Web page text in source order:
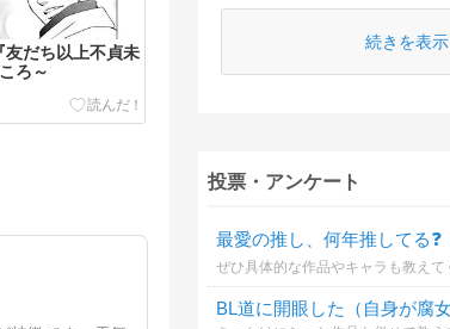
友だち以上不貞未
ろ～
続きを表示
投票・アンケート